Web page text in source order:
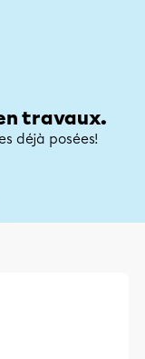
travaux.
déjà posées!